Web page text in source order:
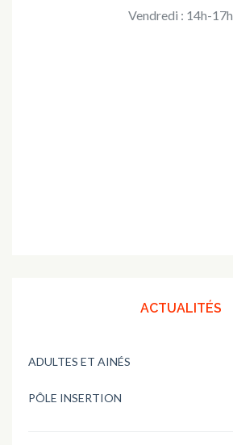
Vendredi : 14h-17h
ACTUALITÉS
ADULTES ET AINÉS
PÔLE INSERTION